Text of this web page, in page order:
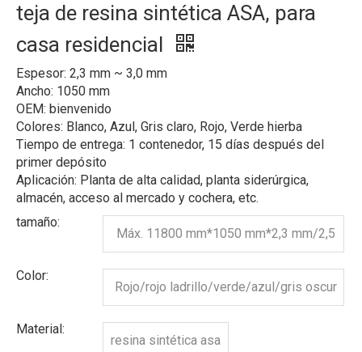
teja de resina sintética ASA, para
casa residencial
Espesor: 2,3 mm ~ 3,0 mm
Ancho: 1050 mm
OEM: bienvenido
Colores: Blanco, Azul, Gris claro, Rojo, Verde hierba
Tiempo de entrega: 1 contenedor, 15 días después del
primer depósito
Aplicación: Planta de alta calidad, planta siderúrgica,
almacén, acceso al mercado y cochera, etc.
tamaño:
Máx. 11800 mm*1050 mm*2,3 mm/2,5
Color:
Rojo/rojo ladrillo/verde/azul/gris oscur
Material:
resina sintética asa